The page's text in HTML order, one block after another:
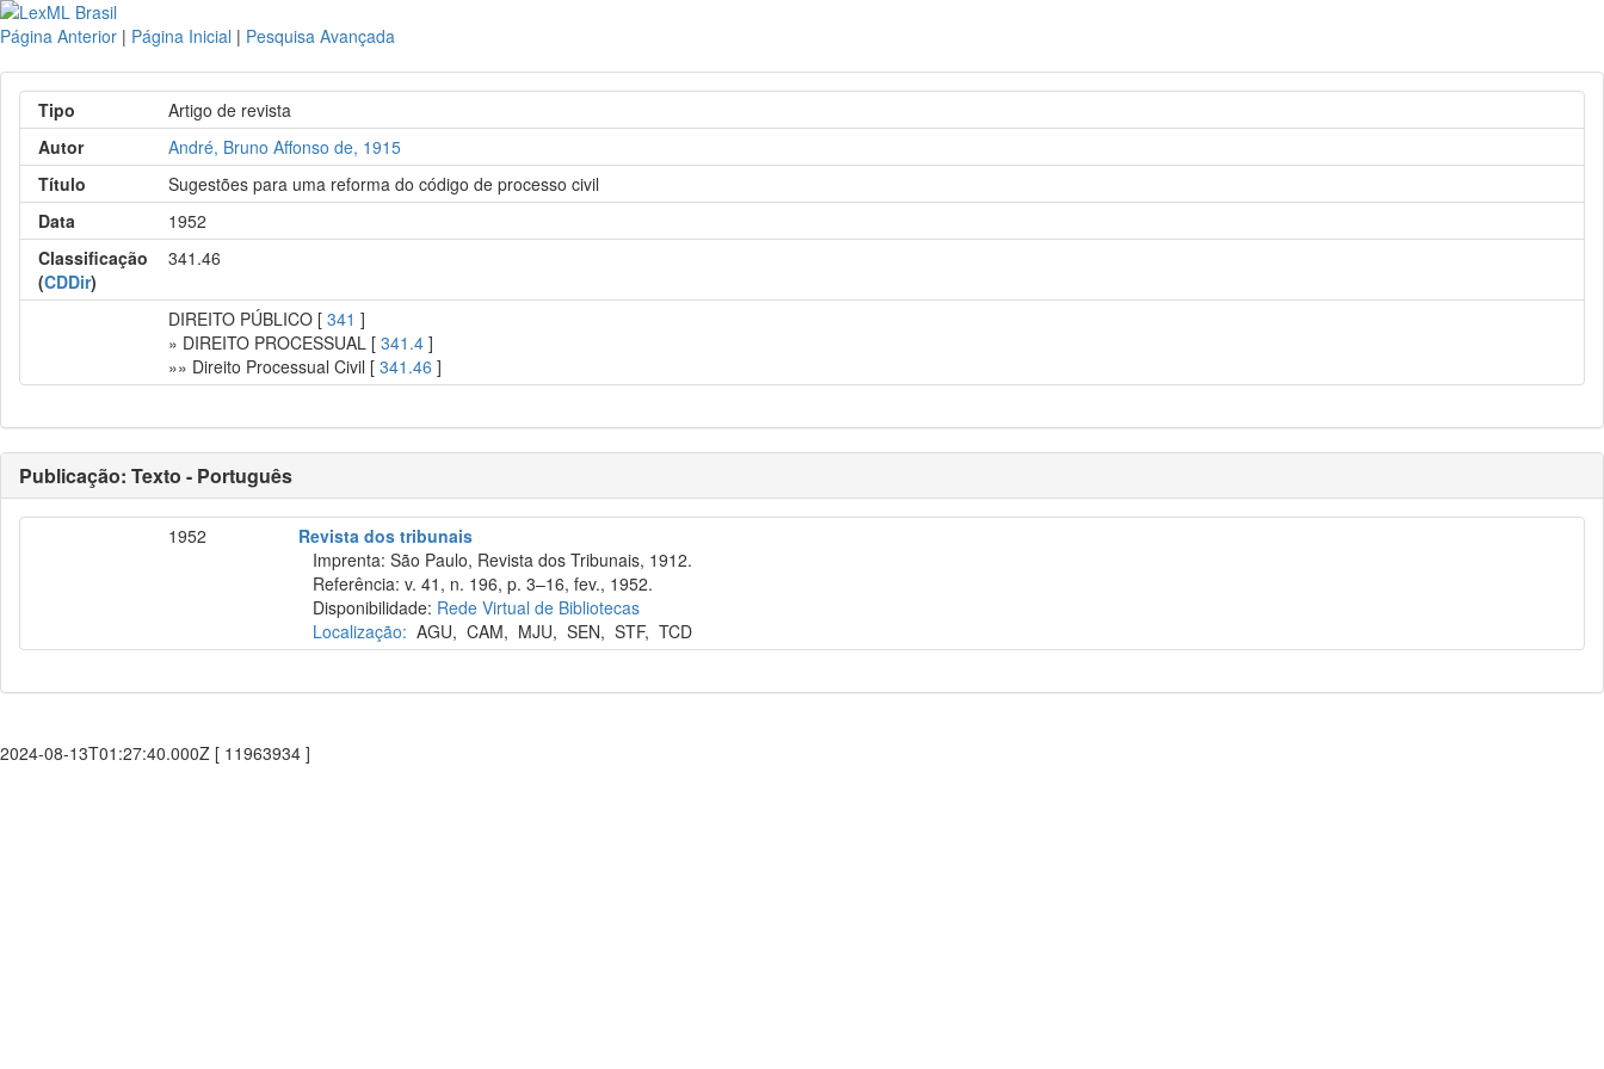
Página Anterior | Página Inicial | Pesquisa Avançada
Tipo
Artigo de revista
Autor
André, Bruno Affonso de, 1915
Título
Sugestões para uma reforma do código de processo civil
Data
1952
Classificação
(CDDir)
341.46
DIREITO PÚBLICO [341 ]
» DIREITO PROCESSUAL [341.4 ]
»» Direito Processual Civil [341.46 ]
Publicação: Texto - Português
1952
Revista dos tribunais
Imprenta: São Paulo, Revista dos Tribunais, 1912.
Referência: v. 41, n. 196, p. 3–16, fev., 1952.
Disponibilidade: Rede Virtual de Bibliotecas
Localização: AGU,CAM, MJU,SEN,STF,TCD
2024-08-13T01:27:40.000Z [ 11963934 ]